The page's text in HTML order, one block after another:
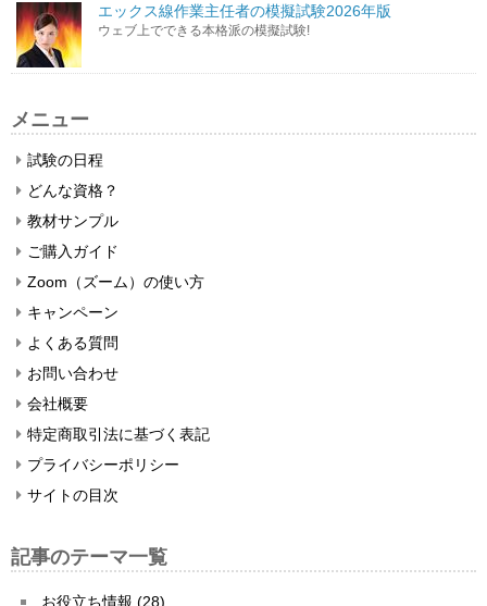
エックス線作業主任者の模擬試験2026年版
ウェブ上でできる本格派の模擬試験!
メニュー
試験の日程
どんな資格？
教材サンプル
ご購入ガイド
Zoom（ズーム）の使い方
キャンペーン
よくある質問
お問い合わせ
会社概要
特定商取引法に基づく表記
プライバシーポリシー
サイトの目次
記事のテーマ一覧
お役立ち情報 (28)